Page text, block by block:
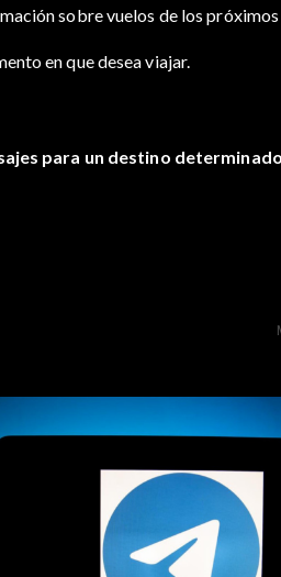
sobre vuelos de los próximos
en que desea viajar.
para un destino determinado